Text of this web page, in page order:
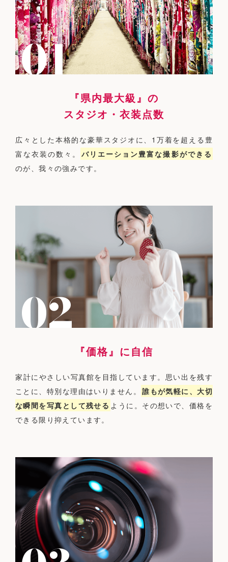
『県内最大級』の
スタジオ・衣装点数
広々とした本格的な豪華スタジオに、1万着を超える豊
富な衣装の数々。 バリエーション豊富な撮影ができる
のが、我々の強みです。
『価格』に自信
家計にやさしい写真館を目指しています。思い出を残す
ことに、特別な理由はいりません。 誰もが気軽に、大切
な瞬間を写真として残せる ように。その想いで、価格を
できる限り抑えています。